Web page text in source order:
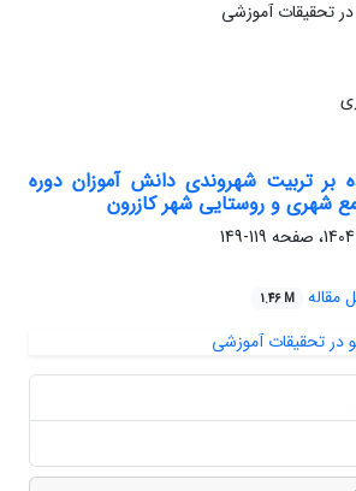
بر تربیت شهروندی دانش آموزان دوره
شهری و روستایی شهر کازرون
119-149
مقاله 1.46 M